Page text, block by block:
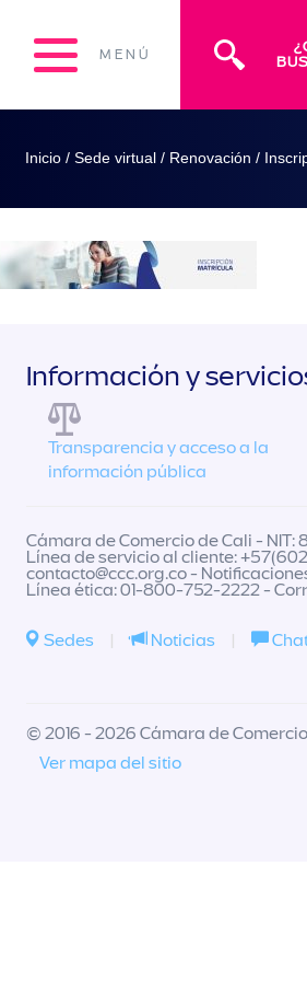
MENÚ
Inicio / Sede virtual / Renovación /
Información y
Transparencia y acceso a la
información pública
Cámara de Comercio de Cali - NIT:
Línea de servicio al cliente:
contacto@ccc.org.co-
Línea ética: 01-800-752-2222 -
Sedes | Noticias |
© 2016 - 2026 Cámara de
Ver mapa del sitio